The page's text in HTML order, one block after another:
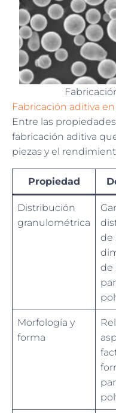
Fabricación aditiva
Entre las
fabricación aditiva
piezas y el
Propiedad
Distribución
granulométrica
de
de
Morfología y
forma